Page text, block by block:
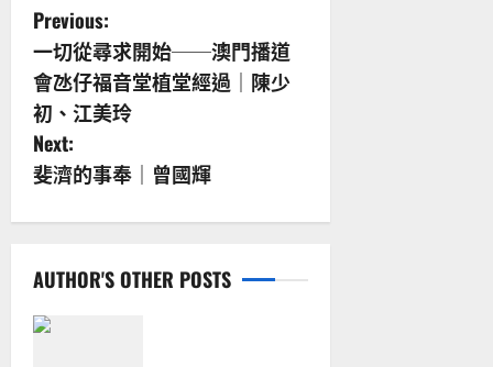
P
o
s
t
n
v
i
Previous:
一切從尋求開始──澳門播道
會氹仔福音堂植堂經過｜陳少
初、江美玲
Next:
斐濟的事奉｜曾國輝
AUTHOR'S OTHER POSTS